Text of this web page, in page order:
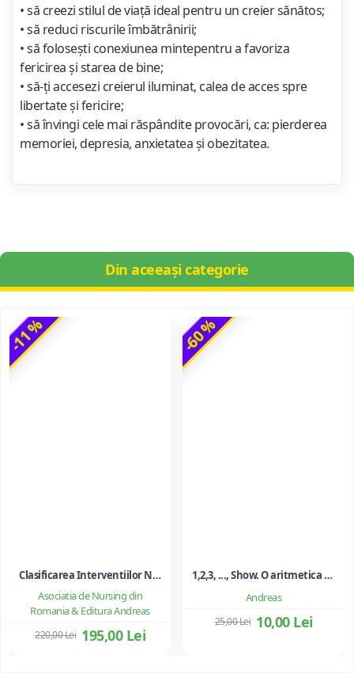
• să creezi stilul de viaţă ideal pentru un creier sănătos;
• să reduci riscurile îmbătrânirii;
• să foloseşti conexiunea mintepentru a favoriza
fericirea şi starea de bine;
• să-ţi accesezi creierul iluminat, calea de acces spre
libertate şi fericire;
• să învingi cele mai răspândite provocări, ca: pierderea
memoriei, depresia, anxietatea şi obezitatea.
Din aceeași categorie
-11 %
Asociatia de Nursing din
Romania & Editura Andreas
Clasificarea Interventiilor Nursing (NIC)
195,00 Lei
220,00 Lei
-60 %
Andreas
1,2,3, ..., Show. O aritmetica emotionala, o poezie a matematicii - Ioan Dancila
10,00 Lei
25,00 Lei